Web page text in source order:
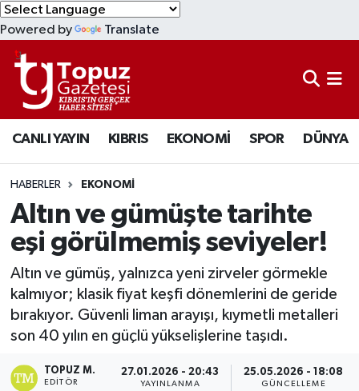
Powered by Translate
CANLI YAYIN KIBRIS EKONOMİ SPOR DÜNYA
HABERLER EKONOMİ
Altın ve gümüşte tarihte
eşi görülmemiş seviyeler!
Altın ve gümüş, yalnızca yeni zirveler görmekle
kalmıyor; klasik fiyat keşfi dönemlerini de geride
bırakıyor. Güvenli liman arayışı, kıymetli metalleri
son 40 yılın en güçlü yükselişlerine taşıdı.
TOPUZ M.
EDITÖR
27.01.2026 - 20:43
YAYINLANMA
25.05.2026 - 18:08
GÜNCELLEME
KIBRIS
DÜNYA
EKONOMİ
MAGAZİN
SAĞLIK
SPOR
TEKNOLOJİ
TÜRKİYE
Lefkoşa Nöbetçi Eczaneler
Lefkoşa Hava Durumu
Lefkoşa Trafik Yoğunluk Haritası
Süper Lig Puan Durumu ve Fikstür
Tüm Manşetler
Son Dakika Haberleri
Haber Arşivi